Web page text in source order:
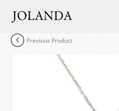
Previous Product